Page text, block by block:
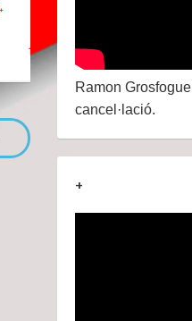
Ramon
cancel·lació.
+